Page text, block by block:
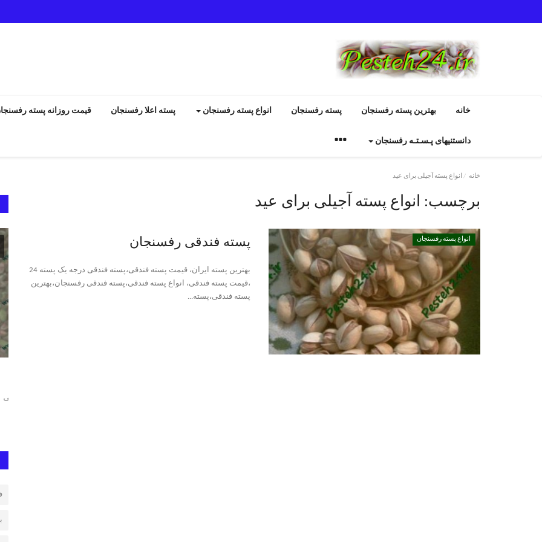
خانه بهترین پسته رفسنجان پسته رفسنجان انواع پسته رفسنجان پسته اعلا رفسنجان قیمت روزانه پسته
دانستنیهای پـسـتـه رفسنجان
خانه انواع پسته آجیلی برای عید
برچسب: انواع پسته آجیلی برای عید
انواع پسته رفسنجان پسته فندقی رفسنجان
بهترین پسته ایران، قیمت پسته فندقی،پسته فندقی درجه یک پسته 24
،قیمت پسته فندقی، انواع پسته فندقی،پسته فندقی رفسنجان،بهترین
پسته فندقی،پسته...
انواع پسته رفسنجان انواع پسته رفسنجان